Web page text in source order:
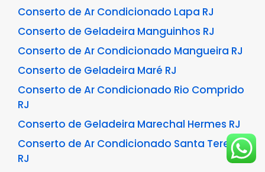
Conserto de Ar Condicionado Lapa RJ
Conserto de Geladeira Manguinhos RJ
Conserto de Ar Condicionado Mangueira RJ
Conserto de Geladeira Maré RJ
Conserto de Ar Condicionado Rio Comprido
RJ
Conserto de Geladeira Marechal Hermes RJ
Conserto de Ar Condicionado Santa Teresa
RJ